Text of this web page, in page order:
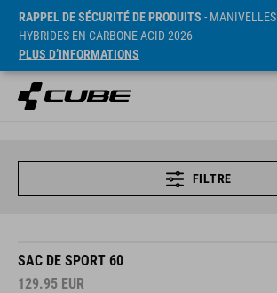
RAPPEL DE SÉCURITÉ DE PRODUITS - MANIVELLES
HYBRIDES EN CARBONE ACID 2026
PLUS D’INFORMATIONS
FILTRE
SAC DE SPORT 60
129.95 EUR